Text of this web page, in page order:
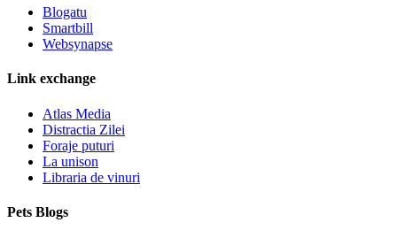
Blogatu
Smartbill
Websynapse
Link exchange
Atlas Media
Distractia Zilei
Foraje puturi
La unison
Libraria de vinuri
Pets Blogs